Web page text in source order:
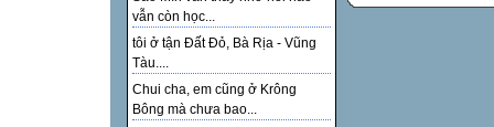
vẫn còn học...
tôi ở tận Đất Đỏ, Bà Rịa - Vũng
Tàu....
Chui cha, em cũng ở Krông
Bông mà chưa bao...